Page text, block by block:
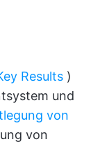
Results )
und
von
von